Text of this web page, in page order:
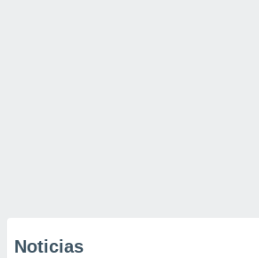
Noticias